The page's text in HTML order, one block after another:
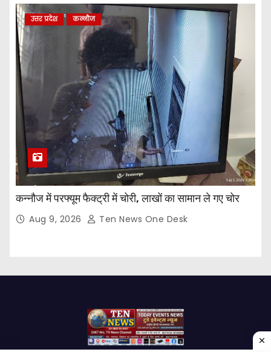
उत्तर प्रदेश कन्नौज
कन्नौज में परफ्यूम फैक्ट्री में चोरी, लाखों का सामान ले गए चोर
Aug 9, 2026 Ten News One Desk